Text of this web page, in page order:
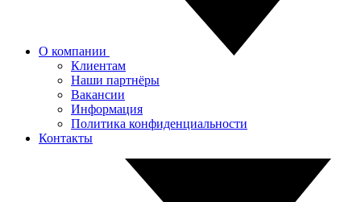
О компании
Клиентам
Наши партнёры
Вакансии
Информация
Политика конфиденциальности
Контакты